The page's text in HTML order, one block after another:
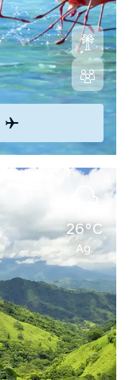
26°C
Ag.